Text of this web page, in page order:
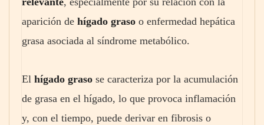
aparición de hígado graso o enfermedad hepática
grasa asociada al síndrome metabólico.
El hígado graso se caracteriza por la acumulación
de grasa en el hígado, lo que provoca inflamación
y, con el tiempo, puede derivar en fibrosis o